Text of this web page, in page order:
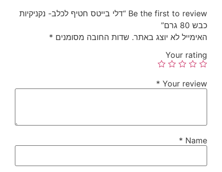
Be the first to review “דלי בייטס חטיף לכלב- נקניקיות
כבש 80 גרם”
האימייל לא יוצג באתר. שדות החובה מסומנים *
Your rating
Your review
*
Name
*